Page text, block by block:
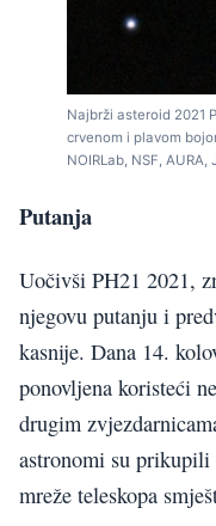
Najbrži asteroid 2021
crvenom i plavom
NOIRLab, NSF,
Putanja
Uočivši PH21 2021,
njegovu putanju i
kasnije. Dana 14.
ponovljena koristeći
drugim
astronomi su prikupili
mreže teleskopa